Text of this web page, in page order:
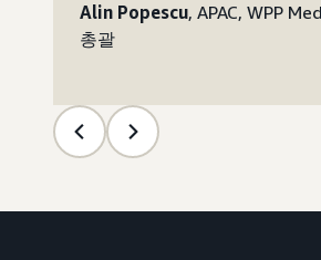
Alin Popescu, APAC, WPP
총괄